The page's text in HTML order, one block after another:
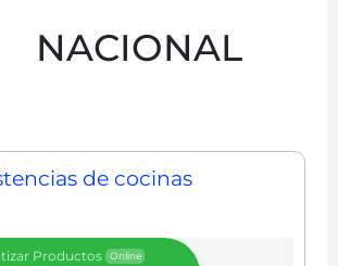
NACIONAL
de cocinas
Productos Online